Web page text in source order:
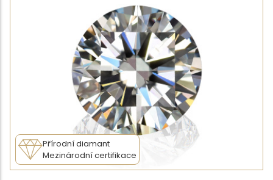
Přírodní diamant
Mezinárodní certifikace